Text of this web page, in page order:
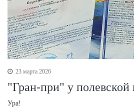
23 марта 2026
"Гран-при" у полевской
Ура!